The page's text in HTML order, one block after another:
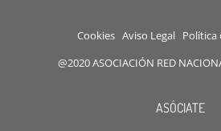
Cookies Aviso Legal Política
@2020 ASOCIACIÓN RED
ASÓCIATE